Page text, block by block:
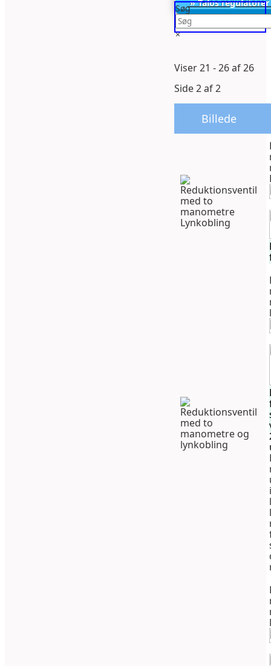
» Talos regulatorer
Søg
×
Viser 21 - 26 af 26
Side 2 af 2
Billede